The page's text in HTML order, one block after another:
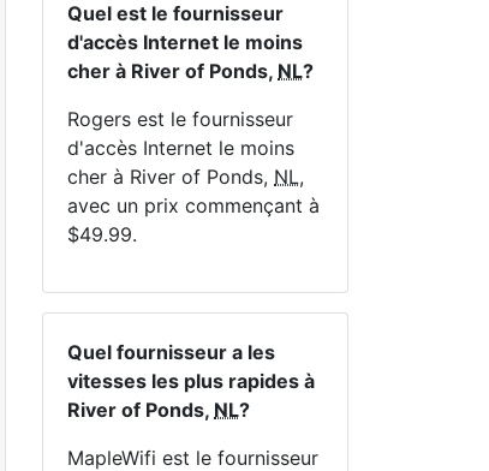
Cliquez ici pour afficher tous les forfaits
Internet MapleWifi.
Quel est le fournisseur
d'accès Internet le moins
cher à River of Ponds, NL?
Rogers est le fournisseur
d'accès Internet le moins
cher à River of Ponds, NL,
avec un prix commençant à
$49.99.
Quel fournisseur a les
vitesses les plus rapides à
River of Ponds, NL?
MapleWifi est le fournisseur